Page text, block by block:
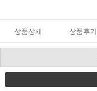
상품상세 상품후기